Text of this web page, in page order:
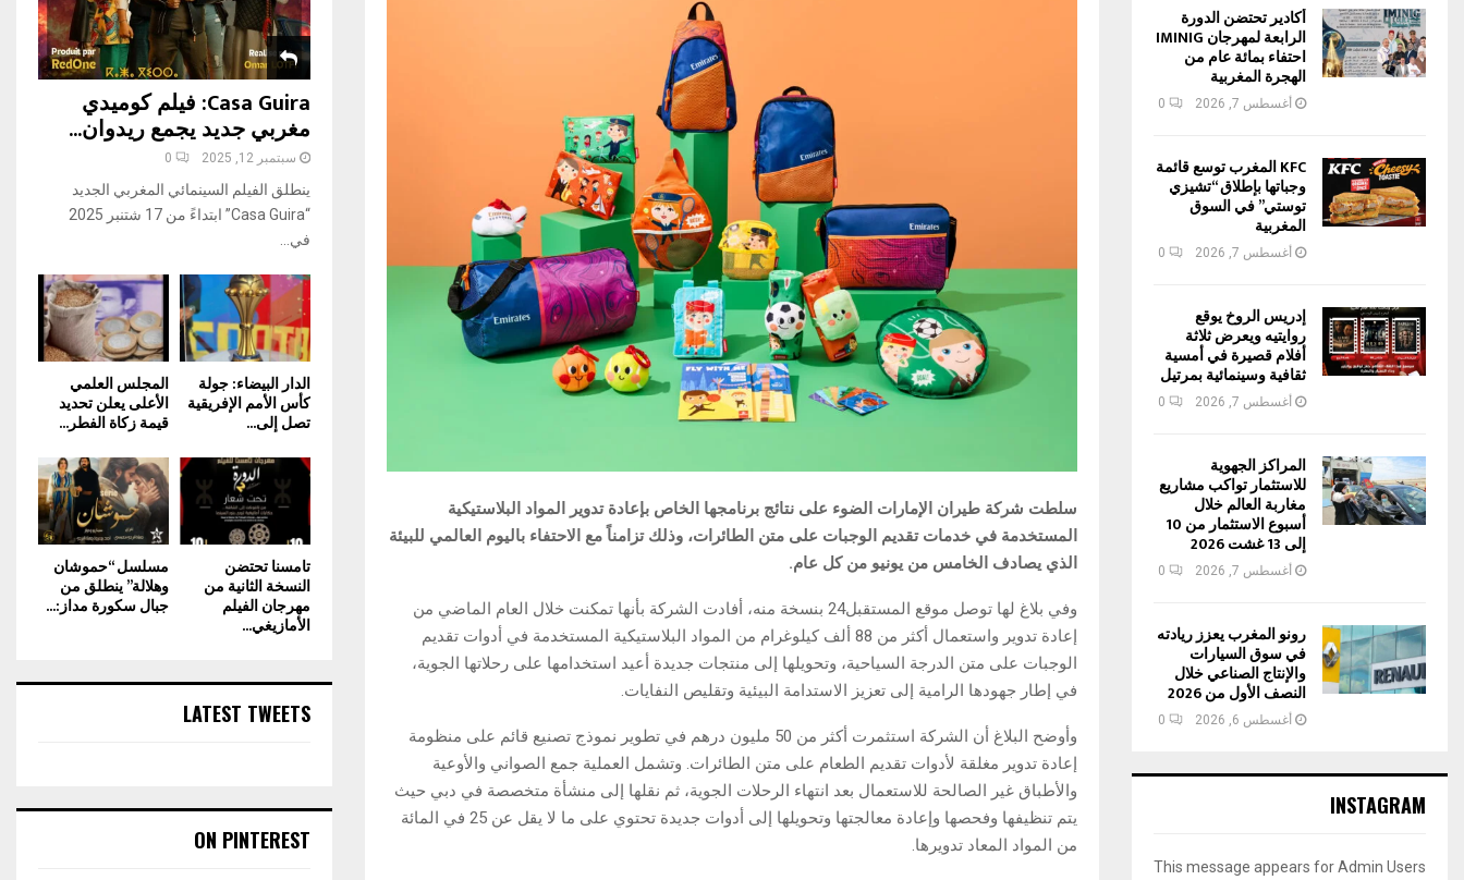
سلطت شركة طيران الإمارات الضوء على نتائج برنامجها الخاص بإعادة تدوير المواد البلاستيكية
المستخدمة في خدمات تقديم الوجبات على متن الطائرات، وذلك تزامناً مع الاحتفاء باليوم العالمي للبيئة
الذي يصادف الخامس من يونيو من كل عام.
وفي بلاغ لها توصل موقع المستقبل24 بنسخة منه، أفادت الشركة بأنها تمكنت خلال العام الماضي من
إعادة تدوير واستعمال أكثر من 88 ألف كيلوغرام من المواد البلاستيكية المستخدمة في أدوات تقديم
الوجبات على متن الدرجة السياحية، وتحويلها إلى منتجات جديدة أعيد استخدامها على رحلاتها الجوية،
في إطار جهودها الرامية إلى تعزيز الاستدامة البيئية وتقليص النفايات.
وأوضح البلاغ أن الشركة استثمرت أكثر من 50 مليون درهم في تطوير نموذج تصنيع قائم على منظومة
إعادة تدوير مغلقة لأدوات تقديم الطعام على متن الطائرات. وتشمل العملية جمع الصواني والأوعية
والأطباق غير الصالحة للاستعمال بعد انتهاء الرحلات الجوية، ثم نقلها إلى منشأة متخصصة في دبي حيث
يتم تنظيفها وفحصها وإعادة معالجتها وتحويلها إلى أدوات جديدة تحتوي على ما لا يقل عن 25 في المائة
من المواد المعاد تدويرها.
أكادير تحتضن الدورة
الرابعة لمهرجان IMINIG
احتفاء بمائة عام من
الهجرة المغربية
أغسطس 7, 2026 0
KFC المغرب توسع قائمة
وجباتها بإطلاق “تشيزي
توستي” في السوق
المغربية
أغسطس 7, 2026 0
إدريس الروخ يوقع
روايتيه ويعرض ثلاثة
أفلام قصيرة في أمسية
ثقافية وسينمائية بمرتيل
أغسطس 7, 2026 0
المراكز الجهوية
للاستثمار تواكب مشاريع
مغاربة العالم خلال
أسبوع الاستثمار من 10
إلى 13 غشت 2026
أغسطس 7, 2026 0
رونو المغرب يعزز ريادته
في سوق السيارات
والإنتاج الصناعي خلال
النصف الأول من 2026
أغسطس 6, 2026 0
INSTAGRAM
This message appears for Admin Users
Casa Guira: فيلم كوميدي
مغربي جديد يجمع ريدوان...
سبتمبر 12, 2025 0
ينطلق الفيلم السينمائي المغربي الجديد
“Casa Guira” ابتداءً من 17 شتنبر 2025
في...
المجلس العلمي
الأعلى يعلن تحديد
قيمة زكاة الفطر...
الدار البيضاء: جولة
كأس الأمم الإفريقية
تصل إلى...
مسلسل “حموشان
وهلالة” ينطلق من
جبال سكورة مداز:...
تامسنا تحتضن
النسخة الثانية من
مهرجان الفيلم
الأمازيغي...
LATEST TWEETS
ON PINTEREST